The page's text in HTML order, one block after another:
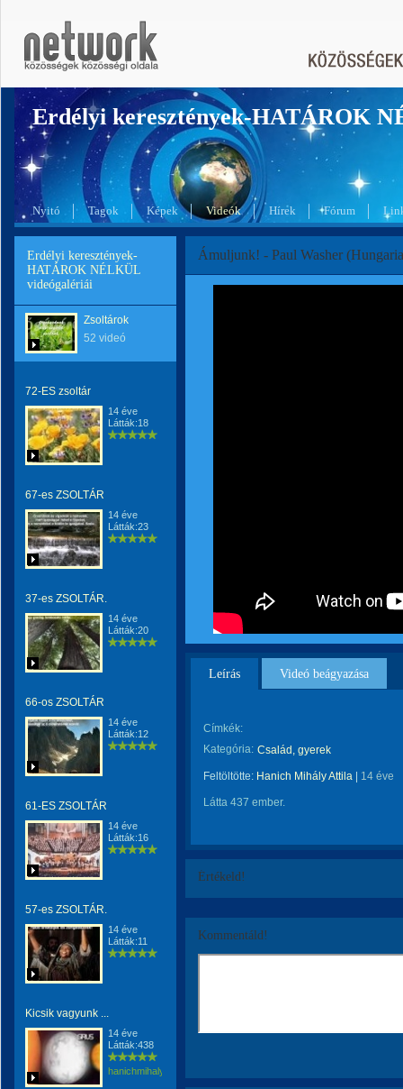
Erdélyi keresztények-HATÁROK
Nyitó Tagok Képek Videók Hírek Fórum
Erdélyi keresztények-
HATÁROK NÉLKÜL
videógalériái
Zsoltárok
52 videó
72-ES zsoltár
14 éve
Látták:18
67-es ZSOLTÁR
14 éve
Látták:23
37-es ZSOLTÁR.
14 éve
Látták:20
66-os ZSOLTÁR
14 éve
Látták:12
61-ES ZSOLTÁR
14 éve
Látták:16
57-es ZSOLTÁR.
14 éve
Látták:11
Kicsik vagyunk ...
14 éve
Látták:438
hanichmihalyattila
Ámuljunk! - Paul Washer
Leírás Videó beágyazása
Címkék:
Kategória: Család, gyerek
Feltöltötte: Hanich Mihály Attila 14 éve
Látta 437 ember.
Értékeld!
Kommentáld!